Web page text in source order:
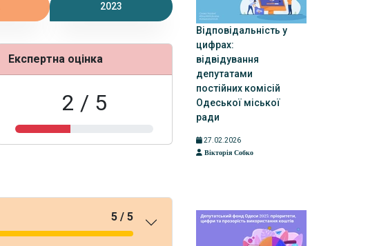
2023
Експертна оцінка
2 / 5
5 / 5
Відповідальність у
цифрах:
відвідування
депутатами
постійних комісій
Одеської міської
ради
27.02.2026
Вікторія Собко